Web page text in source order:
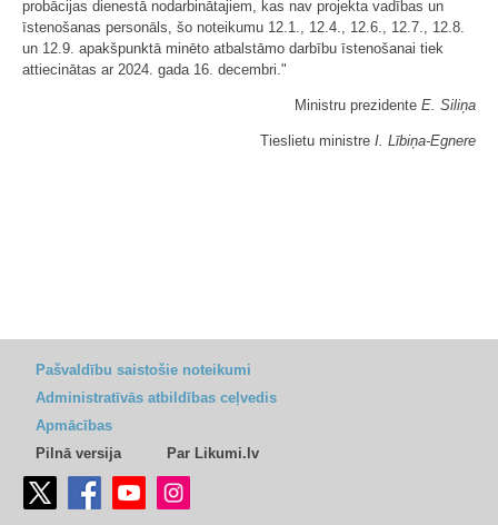
probācijas dienestā nodarbinātajiem, kas nav projekta vadības un
īstenošanas personāls, šo noteikumu 12.1., 12.4., 12.6., 12.7., 12.8.
un 12.9. apakšpunktā minēto atbalstāmo darbību īstenošanai tiek
attiecinātas ar 2024. gada 16. decembri."
Ministru prezidente E. Siliņa
Tieslietu ministre I. Lībiņa-Egnere
Pašvaldību saistošie noteikumi
Administratīvās atbildības ceļvedis
Apmācības
Pilnā versija
Par Likumi.lv